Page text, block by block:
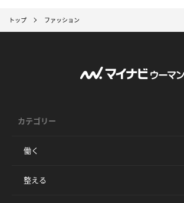
トップ ファッション
カテゴリー
働く
整える